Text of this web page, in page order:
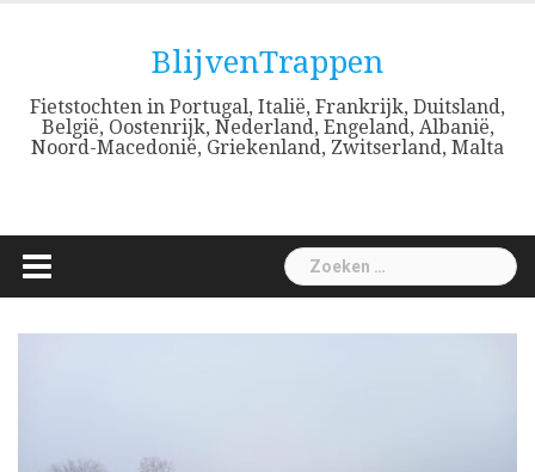
BlijvenTrappen
Fietstochten in Portugal, Italië, Frankrijk, Duitsland,
België, Oostenrijk, Nederland, Engeland, Albanië,
Noord-Macedonië, Griekenland, Zwitserland, Malta
Zoeken
naar: